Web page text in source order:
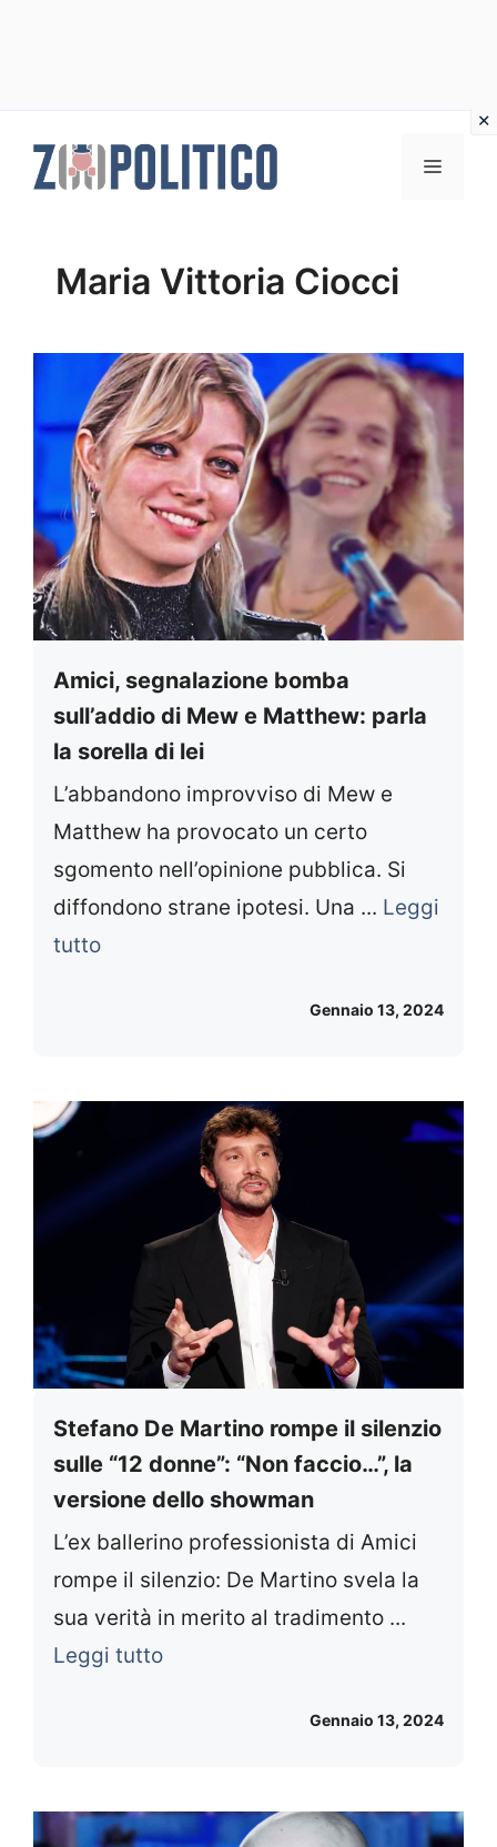
MENU
Maria Vittoria Ciocci
Amici, segnalazione bomba
sull’addio di Mew e Matthew: parla
la sorella di lei
L’abbandono improvviso di Mew e
Matthew ha provocato un certo
sgomento nell’opinione pubblica. Si
diffondono strane ipotesi. Una ... Leggi
tutto
Gennaio 13, 2024
Stefano De Martino rompe il silenzio
sulle “12 donne”: “Non faccio…”, la
versione dello showman
L’ex ballerino professionista di Amici
rompe il silenzio: De Martino svela la
sua verità in merito al tradimento ...
Leggi tutto
Gennaio 13, 2024